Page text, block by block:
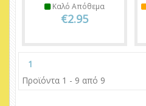
Καλό Απόθεμα
€2.95
1
Προϊόντα 1 - 9 από 9